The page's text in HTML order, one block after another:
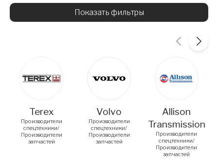
Показать фильтры
Terex
Производители
спецтехники/
Производители
запчастей
Volvo
Производители
спецтехники/
Производители
запчастей
Allison
Transmission
Производители
спецтехники/
Производители
запчастей